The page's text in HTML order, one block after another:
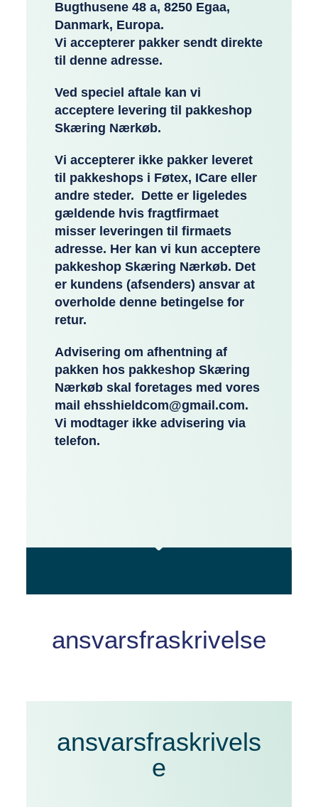
Bugthusene 48 a, 8250 Egaa,
Danmark, Europa.
Vi accepterer pakker sendt direkte
til denne adresse.
Ved speciel aftale kan vi
acceptere levering til pakkeshop
Skæring Nærkøb.
Vi accepterer ikke pakker leveret
til pakkeshops i Føtex, ICare eller
andre steder. Dette er ligeledes
gældende hvis fragtfirmaet
misser leveringen til firmaets
adresse. Her kan vi kun acceptere
pakkeshop Skæring Nærkøb. Det
er kundens (afsenders) ansvar at
overholde denne betingelse for
retur.
Advisering om afhentning af
pakken hos pakkeshop Skæring
Nærkøb skal foretages med vores
mail ehsshieldcom@gmail.com.
Vi modtager ikke advisering via
telefon.
ansvarsfraskrivelse
ansvarsfraskrivels
e